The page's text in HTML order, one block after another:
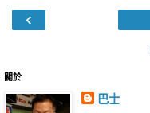
‹
關於
巴士